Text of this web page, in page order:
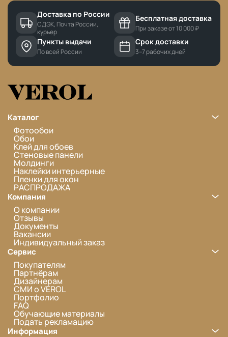
Доставка по России
СДЭК, Почта России,
курьер
Бесплатная доставка
При заказе от 10 000 ₽
Пункты выдачи
По всей России
Срок доставки
3–7 рабочих дней
Каталог
Фотообои
Обои
Клей для обоев
Стеновые панели
Молдинги
Наклейки интерьерные
Пленки для окон
РАСПРОДАЖА
Компания
О компании
Отзывы
Документы
Вакансии
Индивидуальный заказ
Сервис
Покупателям
Партнёрам
Дизайнерам
СМИ о VEROL
Портфолио
FAQ
Обучающие материалы
Подать рекламацию
Информация